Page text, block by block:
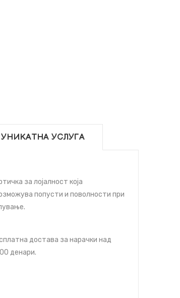
УНИКАТНА УСЛУГА
за лојалност која
попусти и поволности при
достава за нарачки над
денари.